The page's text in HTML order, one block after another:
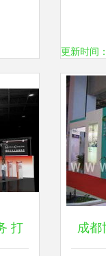
业
更新时间
打 成都